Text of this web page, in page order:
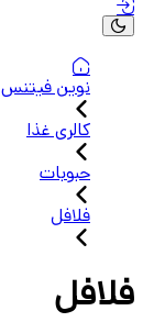
نوین فیتنس
کالری غذا
حبوبات
فلافل
فلافل